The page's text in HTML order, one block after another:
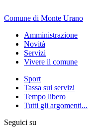
Comune di Monte Urano
Amministrazione
Novità
Servizi
Vivere il comune
Sport
Tassa sui servizi
Tempo libero
Tutti gli argomenti...
Seguici su